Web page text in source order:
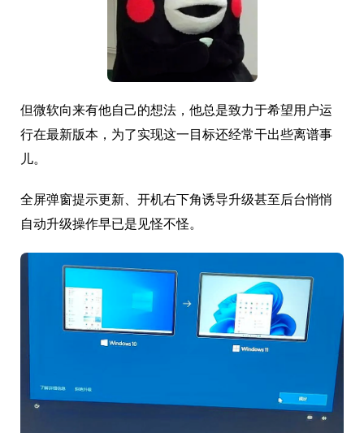
但微软向来有他自己的想法，他总是致力于希望用户运
行在最新版本，为了实现这一目标还经常干出些离谱事
儿。
全屏弹窗提示更新、开机右下角诱导升级甚至后台悄悄
自动升级操作早已是见怪不怪。